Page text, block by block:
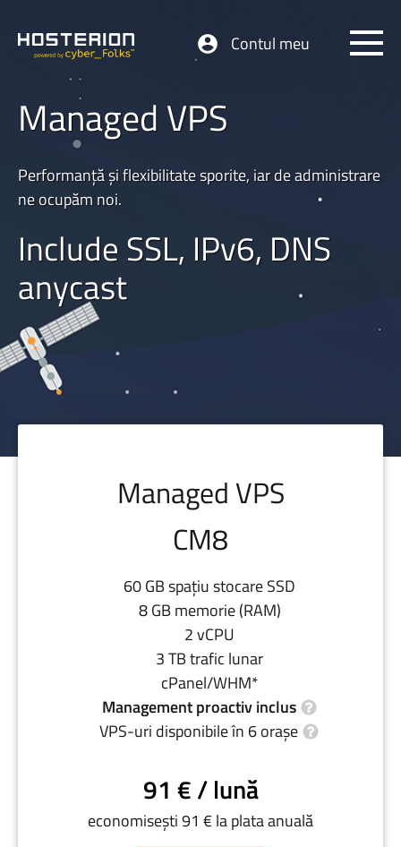
Contul meu
Managed VPS
Performanță și flexibilitate sporite, iar de administrare
ne ocupăm noi.
Include SSL, IPv6, DNS
anycast
Managed VPS
CM8
60 GB spațiu stocare SSD
8 GB memorie (RAM)
2 vCPU
3 TB trafic lunar
cPanel/WHM*
Management proactiv inclus
VPS-uri disponibile în 6 orașe
91 € / lună
economisești 91 € la plata anuală